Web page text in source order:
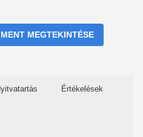
MEGTEKINTÉSE
Értékelések